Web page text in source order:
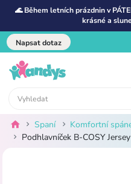
🌊 Během letních prázdnin v
krásné a
Napsat dotaz
Spaní Komfortní
Podhlavníček B-COSY